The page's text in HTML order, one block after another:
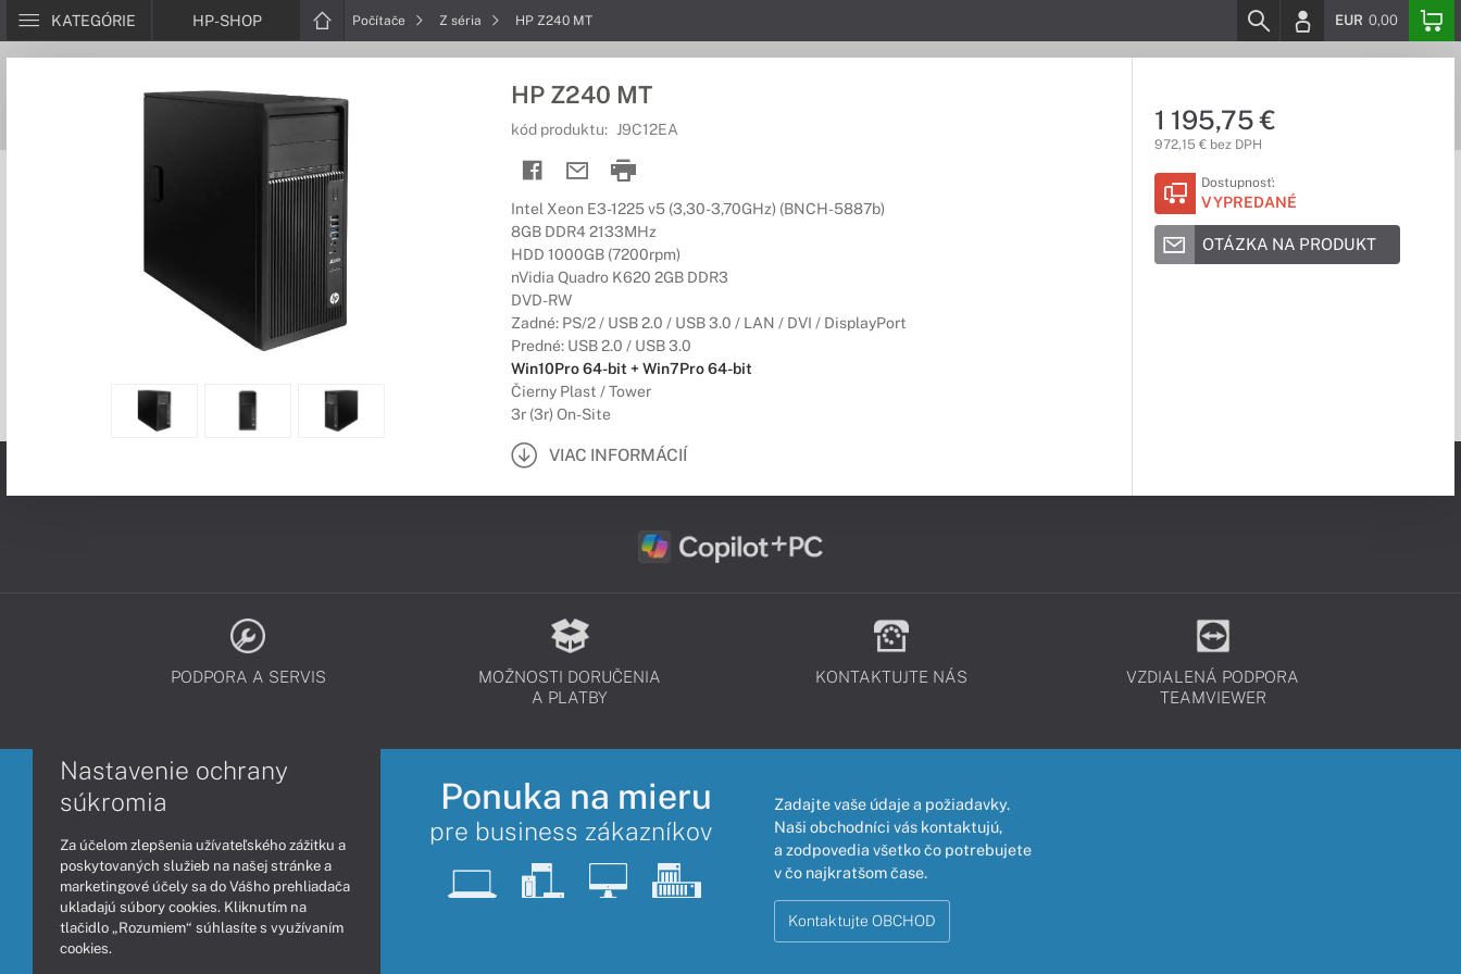
KATEGÓRIE HP-SHOP Počítače Z séria HP Z240 MT EUR 0,00
HP Z240 MT
kód produktu: J9C12EA
Intel Xeon E3-1225 v5 (3,30-3,70GHz) (BNCH-5887b)
8GB DDR4 2133MHz
HDD 1000GB (7200rpm)
nVidia Quadro K620 2GB DDR3
DVD-RW
Zadné: PS/2 / USB 2.0 / USB 3.0 / LAN / DVI / DisplayPort
Predné: USB 2.0 / USB 3.0
Win10Pro 64-bit + Win7Pro 64-bit
Čierny Plast / Tower
3r (3r) On-Site
VIAC INFORMÁCIÍ
1 195,75 €
972,15 € bez DPH
Dostupnosť:
VYPREDANÉ
OTÁZKA NA PRODUKT
PODPORA A SERVIS
MOŽNOSTI DORUČENIA
A PLATBY
KONTAKTUJTE NÁS
VZDIALENÁ PODPORA
TEAMVIEWER
Ponuka na mieru
pre business zákazníkov
Zadajte vaše údaje a požiadavky.
Naši obchodníci vás kontaktujú,
a zodpovedia všetko čo potrebujete
v čo najkratšom čase.
Kontaktujte OBCHOD
Nastavenie ochrany
súkromia
Za účelom zlepšenia užívateľského zážitku a
poskytovaných služieb na našej stránke a
marketingové účely sa do Vášho prehliadača
ukladajú súbory cookies. Kliknutím na
tlačidlo „Rozumiem“ súhlasíte s využívaním
cookies.